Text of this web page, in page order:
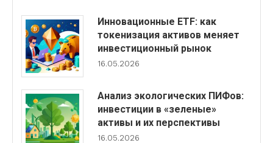
Инновационные ETF: как
токенизация активов меняет
инвестиционный рынок
16.05.2026
Анализ экологических ПИФов:
инвестиции в «зеленые»
активы и их перспективы
16.05.2026